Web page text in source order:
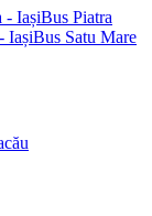
- IașiBus Piatra
IașiBus Satu Mare